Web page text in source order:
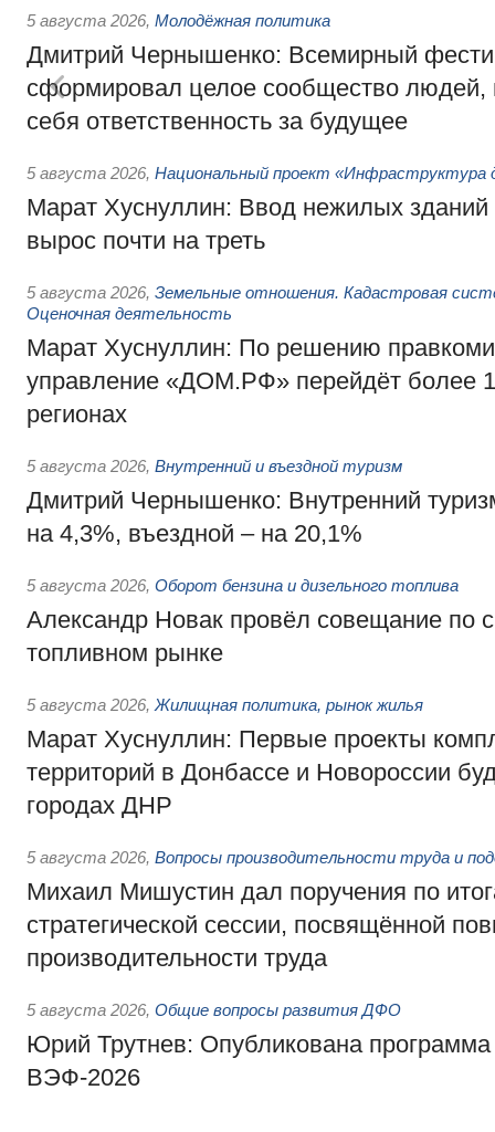
5 августа 2026, Молодёжная политика
Дмитрий Чернышенко: Всемирный
сформировал целое сообщество людей,
себя ответственность за будущее
5 августа 2026, Национальный проект «Инфраструктура
Марат Хуснуллин: Ввод нежилых зданий
вырос почти на треть
5 августа 2026, Земельные отношения. Кадастровая
Оценочная деятельность
Марат Хуснуллин: По решению
управление «ДОМ.РФ» перейдёт более
регионах
5 августа 2026, Внутренний и въездной туризм
Дмитрий Чернышенко: Внутренний
на 4,3%, въездной – на 20,1%
5 августа 2026, Оборот бензина и дизельного топлива
Александр Новак провёл совещание по
топливном рынке
5 августа 2026, Жилищная политика, рынок жилья
Марат Хуснуллин: Первые проекты
территорий в Донбассе и Новороссии
городах ДНР
5 августа 2026, Вопросы производительности труда и
Михаил Мишустин дал поручения по
стратегической сессии, посвящённой
производительности труда
5 августа 2026, Общие вопросы развития ДФО
Юрий Трутнев: Опубликована
ВЭФ-2026